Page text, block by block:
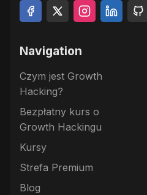
Navigation
Czym jest Growth
Hacking?
Bezpłatny kurs o
Growth Hackingu
Kursy
Strefa Premium
Blog